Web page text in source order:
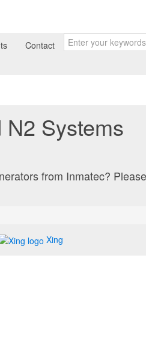
Contact
N2 Systems
from Inmatec?
Xing